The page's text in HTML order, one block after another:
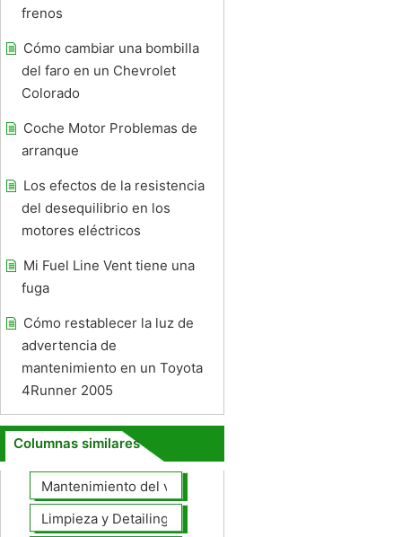
frenos
Cómo cambiar una bombilla
del faro en un Chevrolet
Colorado
Coche Motor Problemas de
arranque
Los efectos de la resistencia
del desequilibrio en los
motores eléctricos
Mi Fuel Line Vent tiene una
fuga
Cómo restablecer la luz de
advertencia de
mantenimiento en un Toyota
4Runner 2005
Columnas similares
Mantenimiento del vehículo
Limpieza y Detailing